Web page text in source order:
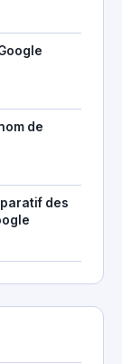
de
des